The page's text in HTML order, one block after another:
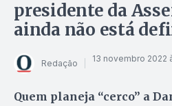
presidente da
ainda não está
Redação 13 novembro 2022
Quem planeja “cerco” a